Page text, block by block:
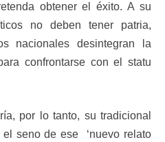
obtener el éxito. A su
no deben tener patria,
nacionales desintegran la
confrontarse con el statu
por lo tanto, su tradicional
seno de ese ‘nuevo relato